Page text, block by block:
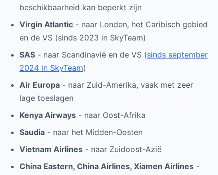
beschikbaarheid kan beperkt zijn
Virgin Atlantic - naar Londen, het Caribisch gebied
en de VS (sinds 2023 in SkyTeam)
SAS - naar Scandinavië en de VS (sinds september
2024 in SkyTeam)
Air Europa - naar Zuid-Amerika, vaak met zeer
lage toeslagen
Kenya Airways - naar Oost-Afrika
Saudia - naar het Midden-Oosten
Vietnam Airlines - naar Zuidoost-Azië
China Eastern, China Airlines, Xiamen Airlines -